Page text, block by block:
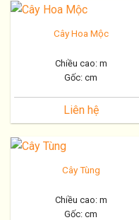
Đường kính gốc ( cm)
Dáng thế
Cây Hoa Mộc
Chiều cao: m
Gốc: cm
Liên hệ
Cây Tùng
Chiều cao: m
Gốc: cm